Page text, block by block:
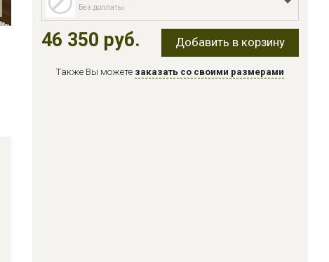
Без доплаты
46 350 руб. Добавить в корзину
Также Вы можете заказать со своими размерами